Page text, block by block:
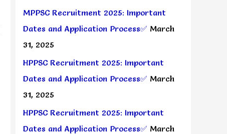
MPPSC Recruitment 2025: Important
Dates and Application Process✅ March
31, 2025
HPPSC Recruitment 2025: Important
Dates and Application Process✅ March
31, 2025
HPPSC Recruitment 2025: Important
Dates and Application Process✅ March